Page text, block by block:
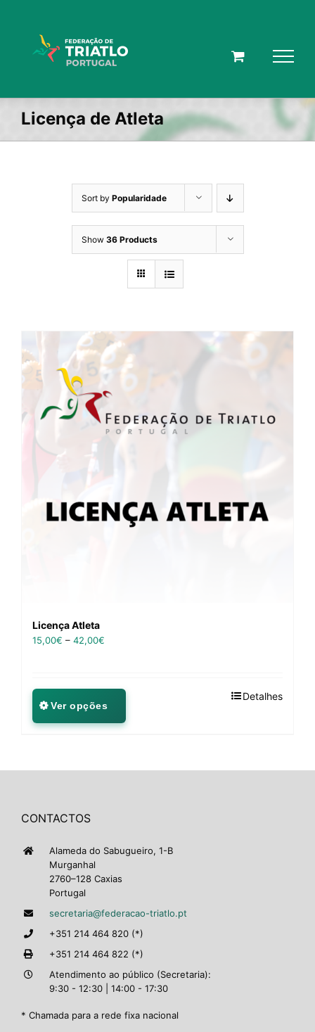
Licença de Atleta
Sort by Popularidade
Show 36 Products
Licença Atleta
15,00€ – 42,00€
Ver opções
Detalhes
CONTACTOS
Alameda do Sabugueiro, 1-B
Murganhal
2760–128 Caxias
Portugal
secretaria@federacao-triatlo.pt
+351 214 464 820 (*)
+351 214 464 822 (*)
Atendimento ao público (Secretaria):
9:30 - 12:30 | 14:00 - 17:30
* Chamada para a rede fixa nacional